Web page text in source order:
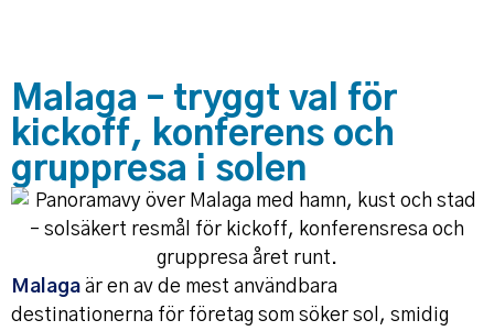
Malaga – tryggt val för
kickoff, konferens och
gruppresa i solen
Malaga är en av de mest användbara
destinationerna för företag som söker sol, smidig